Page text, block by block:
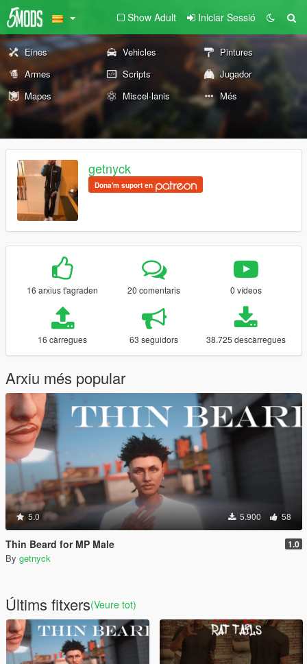
Show Adult Iniciar Sessió
Eines Vehicles
Pintures
Armes
Scripts
Jugador
Mapes
Miscel·lanis Més
getnyck
Dona'm suport en
16 arxius t'agraden 20 comentaris 0 vídeos
16 càrregues 63 seguidors 38.725 descàrregues
Arxiu més popular
5.0 5.900 58
Thin Beard for MP Male 1.0
By getnyck
Últims fitxers(Veure tot)